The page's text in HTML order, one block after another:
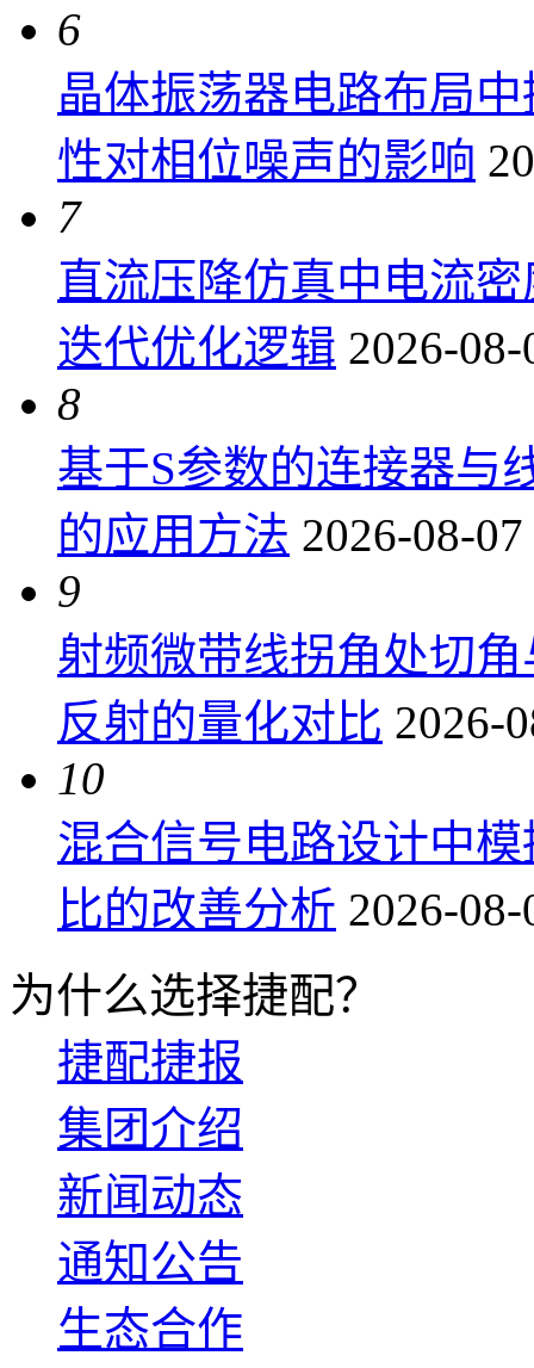
6
晶体振荡器电路布局
性对相位噪声的影响
7
直流压降仿真中电流
迭代优化逻辑 2026-
8
基于S参数的连接器与
的应用方法 2026-08-
9
射频微带线拐角处切
反射的量化对比 2026-
10
混合信号电路设计中
比的改善分析 2026-
为什么选择捷配？
捷配捷报
集团介绍
新闻动态
通知公告
生态合作